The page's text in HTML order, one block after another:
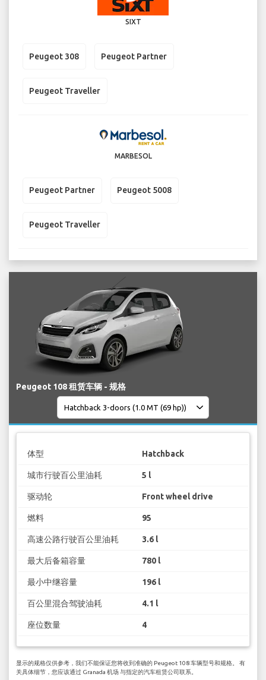
SIXT
Peugeot 308 Peugeot Partner
Peugeot Traveller
MARBESOL
Peugeot Partner Peugeot 5008
Peugeot Traveller
Peugeot 108 租赁车辆 - 规格
体型 Hatchback
城市行驶百公里油耗 5 l
驱动轮 Front wheel drive
燃料 95
高速公路行驶百公里油耗 3.6 l
最大后备箱容量 780 l
最小中继容量 196 l
百公里混合驾驶油耗 4.1 l
座位数量 4
显示的规格仅供参考，我们不能保证您将收到准确的 Peugeot 108 车辆型号和规格。 有
关具体细节，您应该通过 Granada 机场 与指定的汽车租赁公司联系。